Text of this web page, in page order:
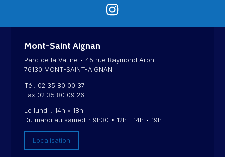
Mont-Saint Aignan
Parc de la Vatine • 45 rue Raymond Aron
76130 MONT-SAINT-AIGNAN
Tél. 02 35 80 00 37
Fax 02 35 80 09 26
Le lundi : 14h • 18h
Du mardi au samedi : 9h30 • 12h | 14h • 19h
Localisation